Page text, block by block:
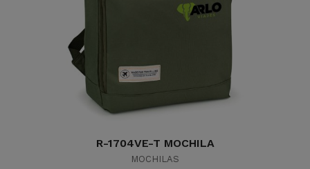
R-1704VE-T MOCHILA
MOCHILAS